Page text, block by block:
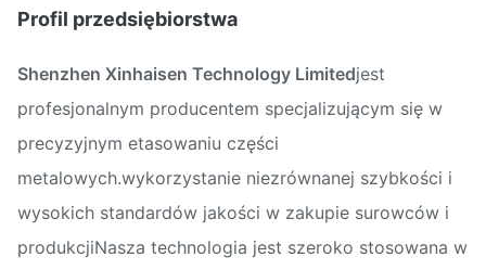
Profil przedsiębiorstwa
Shenzhen Xinhaisen Technology Limitedjest
profesjonalnym producentem specjalizującym się w
precyzyjnym etasowaniu części
metalowych.wykorzystanie niezrównanej szybkości i
wysokich standardów jakości w zakupie surowców i
produkcjiNasza technologia jest szeroko stosowana w